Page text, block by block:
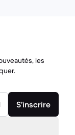
les
S’inscrire